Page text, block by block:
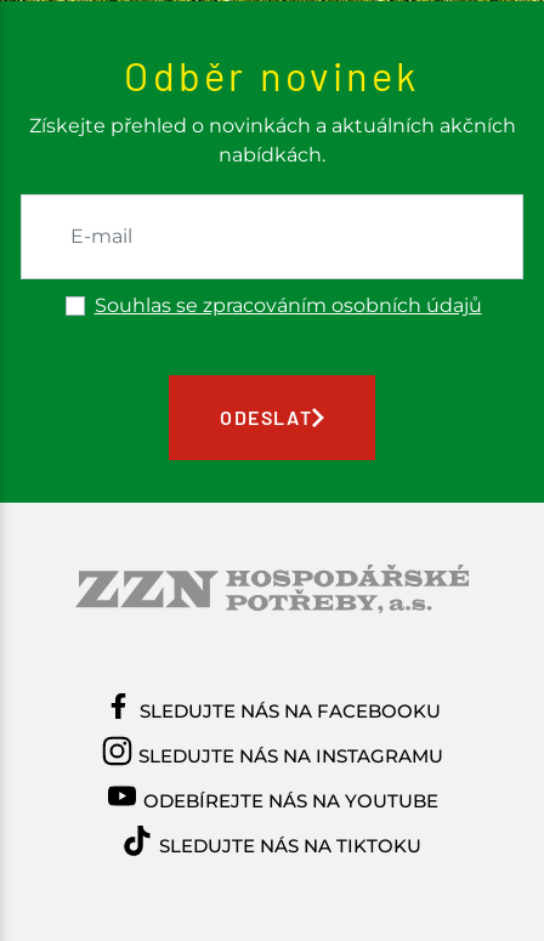
Odběr novinek
Získejte přehled o novinkách a aktuálních akčních
nabídkách.
Souhlas se zpracováním osobních údajů
ODESLAT
SLEDUJTE NÁS NA FACEBOOKU
SLEDUJTE NÁS NA INSTAGRAMU
ODEBÍREJTE NÁS NA YOUTUBE
SLEDUJTE NÁS NA TIKTOKU